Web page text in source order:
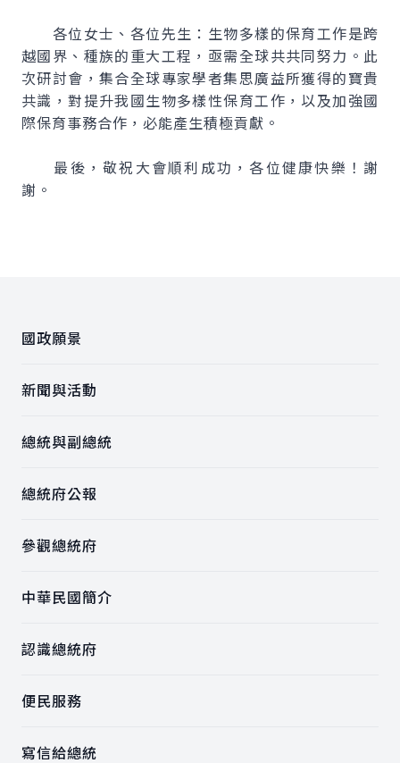
各位女士、各位先生：生物多樣的保育工作是跨
越國界、種族的重大工程，亟需全球共共同努力。此
次研討會，集合全球專家學者集思廣益所獲得的寶貴
共識，對提升我國生物多樣性保育工作，以及加強國
際保育事務合作，必能產生積極貢獻。
最後，敬祝大會順利成功，各位健康快樂！謝
謝。
國政願景
新聞與活動
總統與副總統
總統府公報
參觀總統府
中華民國簡介
認識總統府
便民服務
寫信給總統